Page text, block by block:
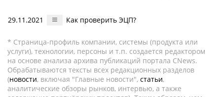
29.11.2021 Как проверить ЭЦП?
* Страница-профиль компании, системы (продукта или
услуги), технологии, персоны и т.п. создается редактором
на основе анализа архива публикаций портала CNews.
Обрабатываются тексты всех редакционных разделов
(новости, включая "Главные новости", статьи,
аналитические обзоры рынков, интервью, а также